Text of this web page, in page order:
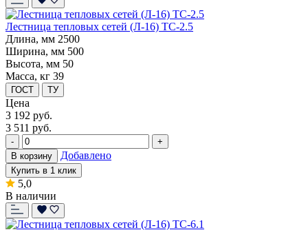
Лестница тепловых сетей (Л-16) ТС-2.5
Длина, мм 2500
Ширина, мм 500
Высота, мм 50
Масса, кг 39
ГОСТ ТУ
Цена
3 192 руб.
3 511 руб.
-
+
В корзину
Добавлено
Купить в 1 клик
5,0
В наличии